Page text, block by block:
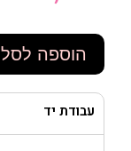
הוספה לסל
עבודת יד